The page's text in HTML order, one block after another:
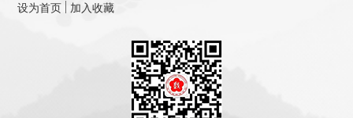
设为首页 加入收藏